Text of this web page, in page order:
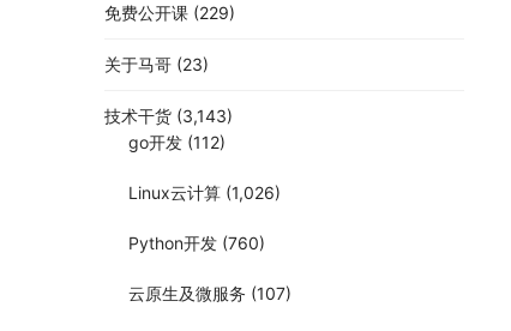
免费公开课 (229)
关于马哥 (23)
技术干货 (3,143)
go开发 (112)
Linux云计算 (1,026)
Python开发 (760)
云原生及微服务 (107)